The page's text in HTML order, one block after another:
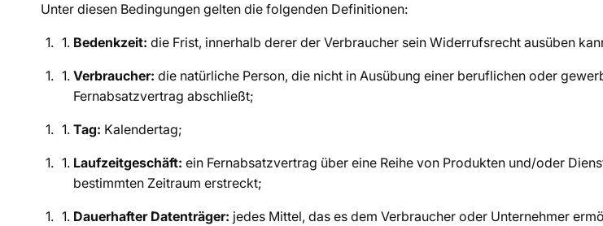
Unter diesen Bedingungen gelten die folgenden Definitionen:
Bedenkzeit: die Frist, innerhalb derer der Verbraucher sein Widerrufsrecht ausüben
Verbraucher: die natürliche Person, die nicht in Ausübung einer beruflichen oder
Fernabsatzvertrag abschließt;
Tag: Kalendertag;
Laufzeitgeschäft: ein Fernabsatzvertrag über eine Reihe von Produkten und/oder
bestimmten Zeitraum erstreckt;
Dauerhafter Datenträger: jedes Mittel, das es dem Verbraucher oder Unternehmer